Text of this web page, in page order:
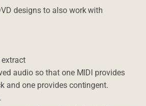
designs to also work with
audio so that one MIDI provides
and one provides contingent.